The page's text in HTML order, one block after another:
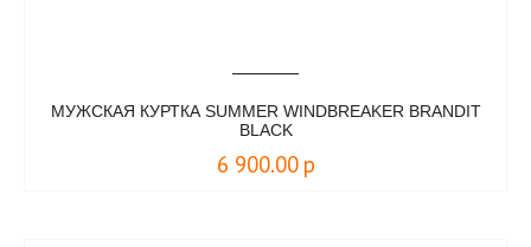
МУЖСКАЯ КУРТКА SUMMER WINDBREAKER BRANDIT
BLACK
6 900.00 р